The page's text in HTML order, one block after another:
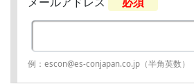
例：escon@es-conjapan.co.jp（半角英数）